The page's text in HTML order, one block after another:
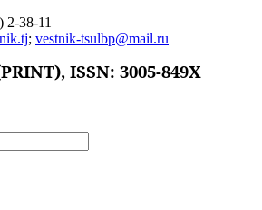
2-38-11
; vestnik-tsulbp@mail.ru
ISSN: 3005-849X